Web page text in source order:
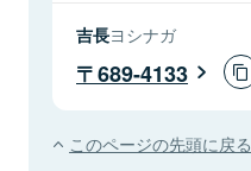
吉長ヨシナガ
689-4133
このページの先頭に戻る